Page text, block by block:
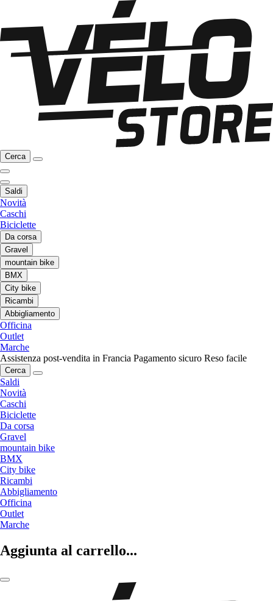
Cerca
Saldi
Novità
Caschi
Biciclette
Da corsa
Gravel
mountain bike
BMX
City bike
Ricambi
Abbigliamento
Officina
Outlet
Marche
Assistenza post-vendita in Francia Pagamento sicuro Reso facile
Cerca
Saldi
Novità
Caschi
Biciclette
Da corsa
Gravel
mountain bike
BMX
City bike
Ricambi
Abbigliamento
Officina
Outlet
Marche
Aggiunta al carrello...